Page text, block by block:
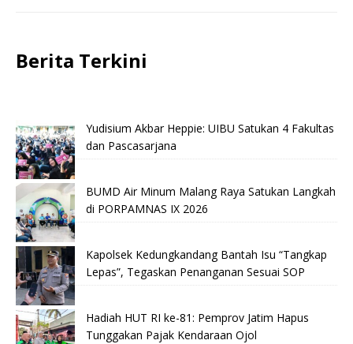
Berita Terkini
Yudisium Akbar Heppie: UIBU Satukan 4 Fakultas
dan Pascasarjana
BUMD Air Minum Malang Raya Satukan Langkah
di PORPAMNAS IX 2026
Kapolsek Kedungkandang Bantah Isu “Tangkap
Lepas”, Tegaskan Penanganan Sesuai SOP
Hadiah HUT RI ke-81: Pemprov Jatim Hapus
Tunggakan Pajak Kendaraan Ojol